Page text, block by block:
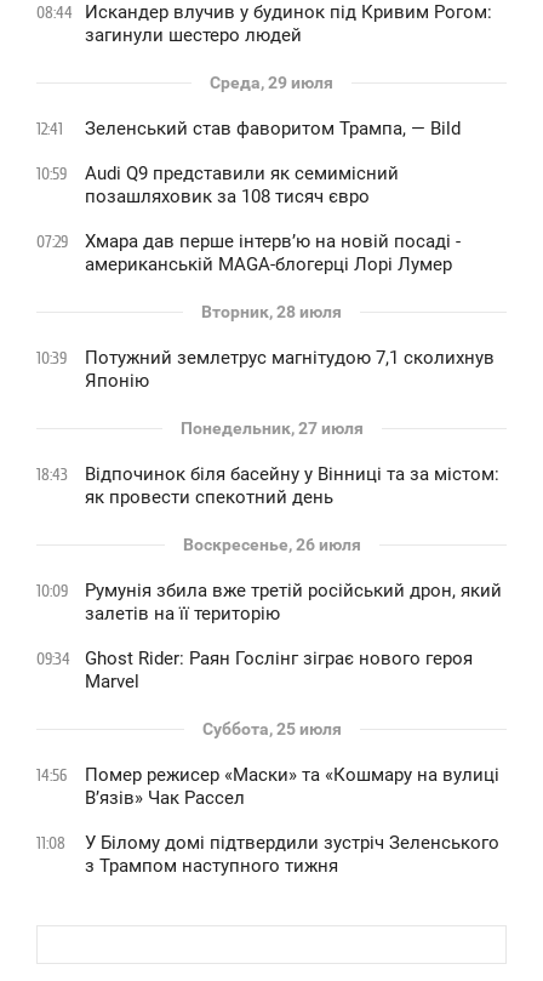
08:44
Искандер влучив у будинок під Кривим Рогом:
загинули шестеро людей
Среда, 29 июля
12:41 Зеленський став фаворитом Трампа, — Bild
10:59
Audi Q9 представили як семимісний
позашляховик за 108 тисяч євро
07:29
Хмара дав перше інтервʼю на новій посаді -
американській MAGA-блогерці Лорі Лумер
Вторник, 28 июля
10:39
Потужний землетрус магнітудою 7,1 сколихнув
Японію
Понедельник, 27 июля
18:43
Відпочинок біля басейну у Вінниці та за містом:
як провести спекотний день
Воскресенье, 26 июля
10:09
Румунія збила вже третій російський дрон, який
залетів на її територію
09:34
Ghost Rider: Раян Гослінг зіграє нового героя
Marvel
Суббота, 25 июля
14:56
Помер режисер «Маски» та «Кошмару на вулиці
В’язів» Чак Рассел
11:08
У Білому домі підтвердили зустріч Зеленського
з Трампом наступного тижня